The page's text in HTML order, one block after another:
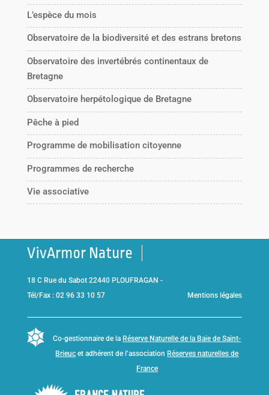
L’espèce du mois
Observatoire de la biodiversité et des estrans bretons
Observatoire des invertébrés continentaux de
Bretagne
Observatoire herpétologique de Bretagne
Pêche à pied
Programme de mobilisation citoyenne
Programmes de recherche
Vie associative
VivArmor Nature
18 C Rue du Sabot 22440 PLOUFRAGAN -
Tél/Fax : 02 96 33 10 57
Mentions légales
Co-gestionnaire de la Réserve Naturelle de la Baie de Saint-
Brieuc et adhérent de l’association Réserves naturelles de
France